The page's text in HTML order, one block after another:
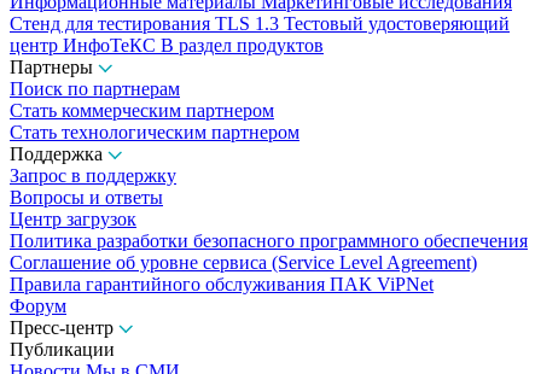
Стенд для тестирования TLS 1.3 Тестовый удостоверяющий
центр ИнфоТеКС В раздел продуктов
Партнеры
Поиск по партнерам
Стать коммерческим партнером
Стать технологическим партнером
Поддержка
Запрос в поддержку
Вопросы и ответы
Центр загрузок
Политика разработки безопасного программного обеспечения
Соглашение об уровне сервиса (Service Level Agreement)
Правила гарантийного обслуживания ПАК ViPNet
Форум
Пресс-центр
Публикации